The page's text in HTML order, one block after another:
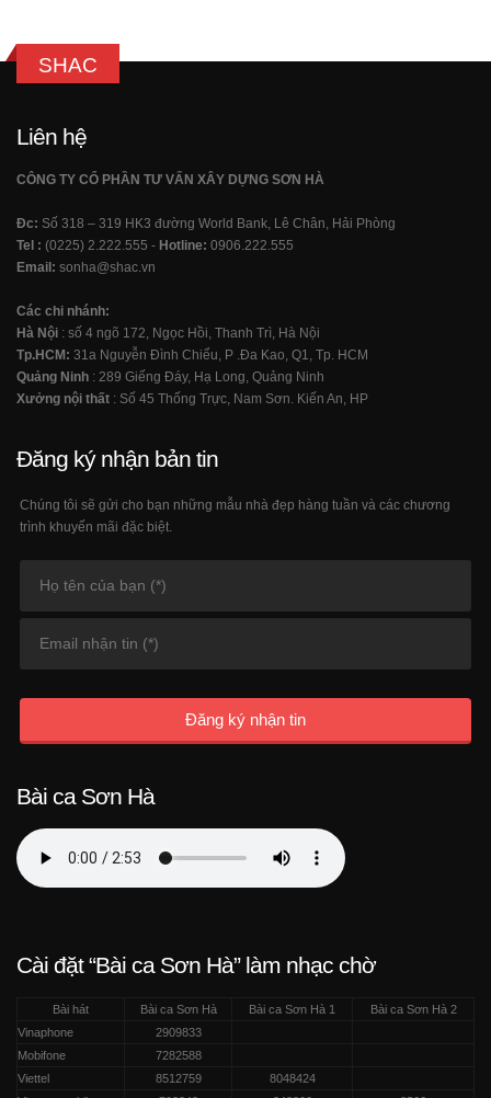
SHAC
Liên hệ
CÔNG TY CỔ PHẦN TƯ VẤN XÂY DỰNG SƠN HÀ
Đc: Số 318 – 319 HK3 đường World Bank, Lê Chân, Hải Phòng
Tel : (0225) 2.222.555 - Hotline: 0906.222.555
Email: sonha@shac.vn
Các chi nhánh:
Hà Nội : số 4 ngõ 172, Ngọc Hồi, Thanh Trì, Hà Nội
Tp.HCM: 31a Nguyễn Đình Chiểu, P .Đa Kao, Q1, Tp. HCM
Quảng Ninh : 289 Giếng Đáy, Hạ Long, Quảng Ninh
Xưởng nội thất : Số 45 Thống Trực, Nam Sơn. Kiến An, HP
Đăng ký nhận bản tin
Chúng tôi sẽ gửi cho bạn những mẫu nhà đẹp hàng tuần và các chương
trình khuyến mãi đặc biệt.
Đăng ký nhận tin
Bài ca Sơn Hà
Cài đặt “Bài ca Sơn Hà” làm nhạc chờ
Bài hát Bài ca Sơn Hà Bài ca Sơn Hà 1
Bài ca Sơn Hà 2
Vinaphone
2909833
Mobifone
7282588
Viettel
8512759
8048424